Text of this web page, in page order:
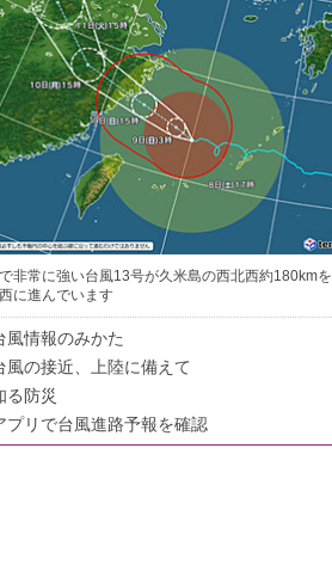
非常に強い台風13号が久米島の西北西約180kmを
に進んでいます
風情報のみかた
風の接近、上陸に備えて
る防災
プリで台風進路予報を確認